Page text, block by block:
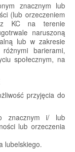
znacznym lub
(lub orzeczeniem
z KC na terenie
naruszoną
lub w zakresie
barierami,
społecznym, na
przyjęcia do
znacznym i/ lub
lub orzeczenia
lubelskiego.